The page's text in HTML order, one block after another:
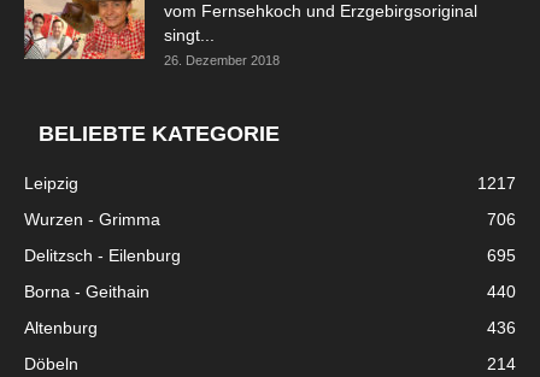
vom Fernsehkoch und Erzgebirgsoriginal
singt...
26. Dezember 2018
BELIEBTE KATEGORIE
Leipzig
1217
Wurzen - Grimma
706
Delitzsch - Eilenburg
695
Borna - Geithain
440
Altenburg
436
Döbeln
214